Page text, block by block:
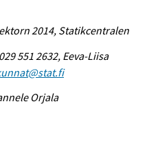
2014, Statikcentralen
551 2632, Eeva-Liisa
Orjala